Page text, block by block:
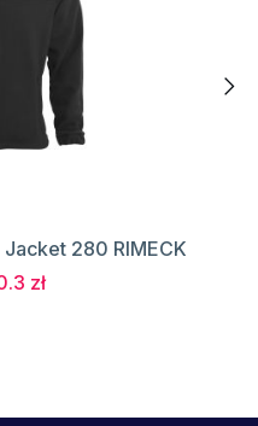
280 RIMECK
zł